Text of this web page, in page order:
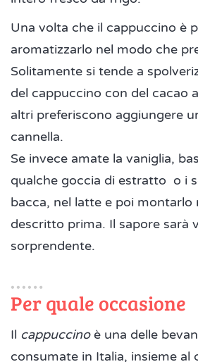
Una volta che il cappuccino è
aromatizzarlo nel modo che
Solitamente si tende a
del cappuccino con del cacao
altri preferiscono aggiungere
cannella.
Se invece amate la vaniglia,
qualche goccia di estratto o i
bacca, nel latte e poi montarlo
descritto prima. Il sapore sarà
sorprendente.
Per quale occasione
Il cappuccinoè una delle
consumate in Italia, insieme al